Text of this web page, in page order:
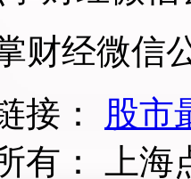
财经微信
接：
股市
有：
上